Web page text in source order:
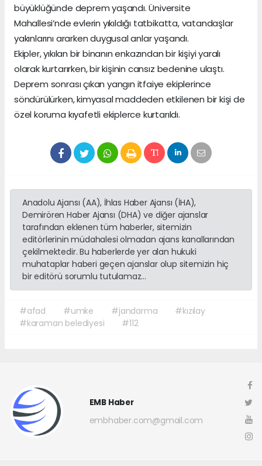
büyüklüğünde deprem yaşandı. Üniversite
Mahallesi’nde evlerin yıkıldığı tatbikatta, vatandaşlar
yakınlarını ararken duygusal anlar yaşandı.
Ekipler, yıkılan bir binanın enkazından bir kişiyi yaralı
olarak kurtarırken, bir kişinin cansız bedenine ulaştı.
Deprem sonrası çıkan yangın itfaiye ekiplerince
söndürülürken, kimyasal maddeden etkilenen bir kişi de
özel koruma kıyafetli ekiplerce kurtarıldı.
Anadolu Ajansı (AA), İhlas Haber Ajansı (İHA),
Demirören Haber Ajansı (DHA) ve diğer ajanslar
tarafından eklenen tüm haberler, sitemizin
editörlerinin müdahalesi olmadan ajans kanallarından
çekilmektedir. Bu haberlerde yer alan hukuki
muhataplar haberi geçen ajanslar olup sitemizin hiç
bir editörü sorumlu tutulamaz...
#afad #umke #jandarma
#kızılay
#karaman belediyesi
#112
EMB Haber
embhaber.com@gmail.com